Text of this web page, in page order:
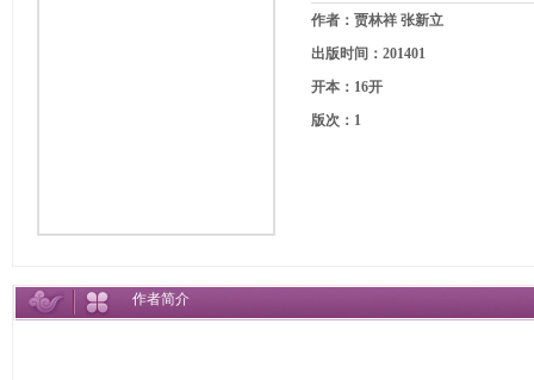
作者：贾林祥 张新立
出版时间：201401
开本：16开
版次：1
作者简介